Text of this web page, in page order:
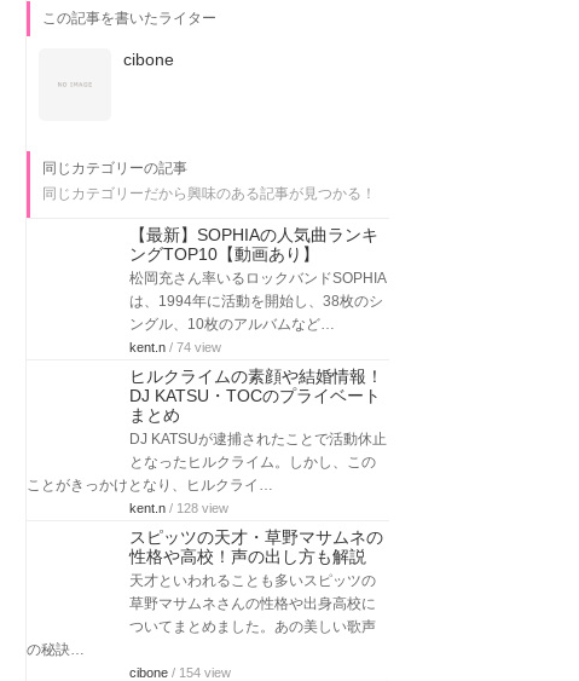
この記事を書いたライター
cibone
同じカテゴリーの記事
同じカテゴリーだから興味のある記事が見つかる！
【最新】SOPHIAの人気曲ランキ
ングTOP10【動画あり】
松岡充さん率いるロックバンドSOPHIA
は、1994年に活動を開始し、38枚のシ
ングル、10枚のアルバムなど…
kent.n / 74 view
ヒルクライムの素顔や結婚情報！
DJ KATSU・TOCのプライベート
まとめ
DJ KATSUが逮捕されたことで活動休止
となったヒルクライム。しかし、この
ことがきっかけとなり、ヒルクライ…
kent.n / 128 view
スピッツの天才・草野マサムネの
性格や高校！声の出し方も解説
天才といわれることも多いスピッツの
草野マサムネさんの性格や出身高校に
ついてまとめました。あの美しい歌声
の秘訣…
cibone / 154 view